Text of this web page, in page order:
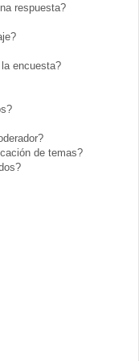
respuesta?
encuesta?
de temas?